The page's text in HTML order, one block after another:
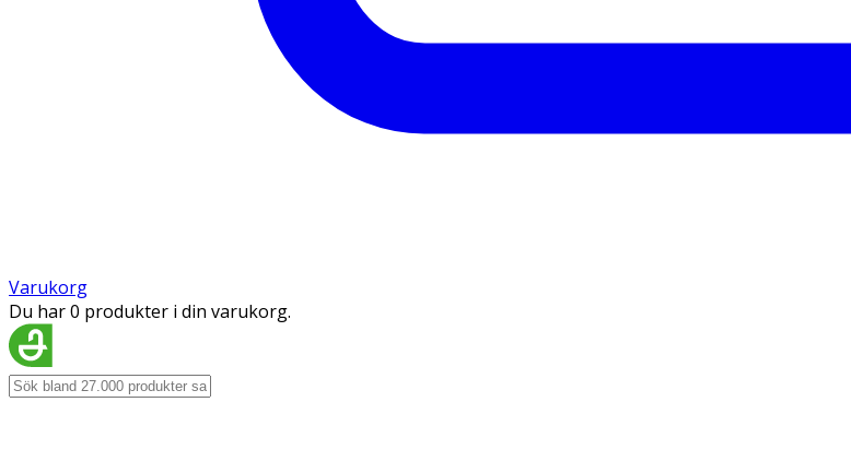
Varukorg
Du har 0 produkter i din varukorg.